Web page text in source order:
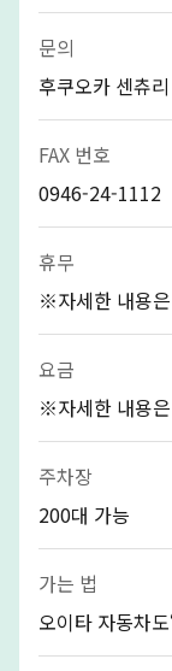
문의
후쿠오카 센츄
FAX 번호
0946-24-1112
휴무
※자세한 내용
요금
※자세한 내용
주차장
200대 가능
가는 법
오이타 자동차